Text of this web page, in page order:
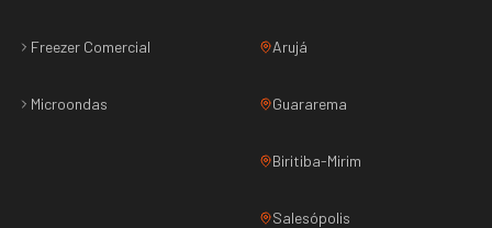
Freezer Comercial
Microondas
Arujá
Guararema
Biritiba-Mirim
Salesópolis